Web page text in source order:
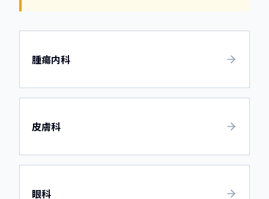
腫瘍内科
皮膚科
眼科